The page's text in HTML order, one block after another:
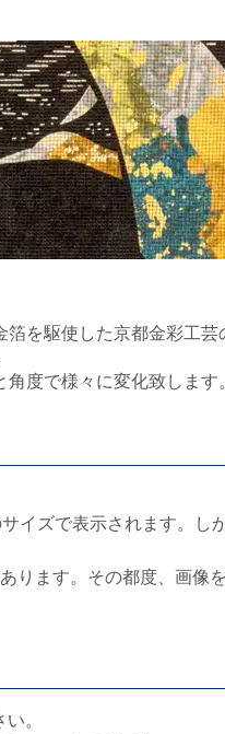
を駆使した京都金彩工
度で様々に変化致します。
イズで表示されます。し
ります。その都度、画
。